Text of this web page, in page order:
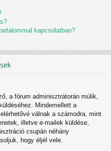
kapcsolatban?
a fórum adminisztrátorán múlik,
Mindemellett a
válnak a számodra, mint
illetve e-mailek küldése,
csupán néhány
hogy éljél vele.